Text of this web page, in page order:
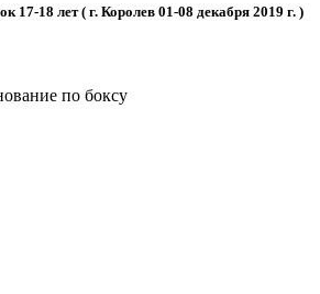
17-18 лет ( г. Королев 01-08 декабря 2019 г. )
по боксу